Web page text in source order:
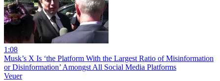
1:08
Musk’s X Is ‘the Platform With the Largest Ratio of Misinformation
or Disinformation’ Amongst All Social Media Platforms
Veuer